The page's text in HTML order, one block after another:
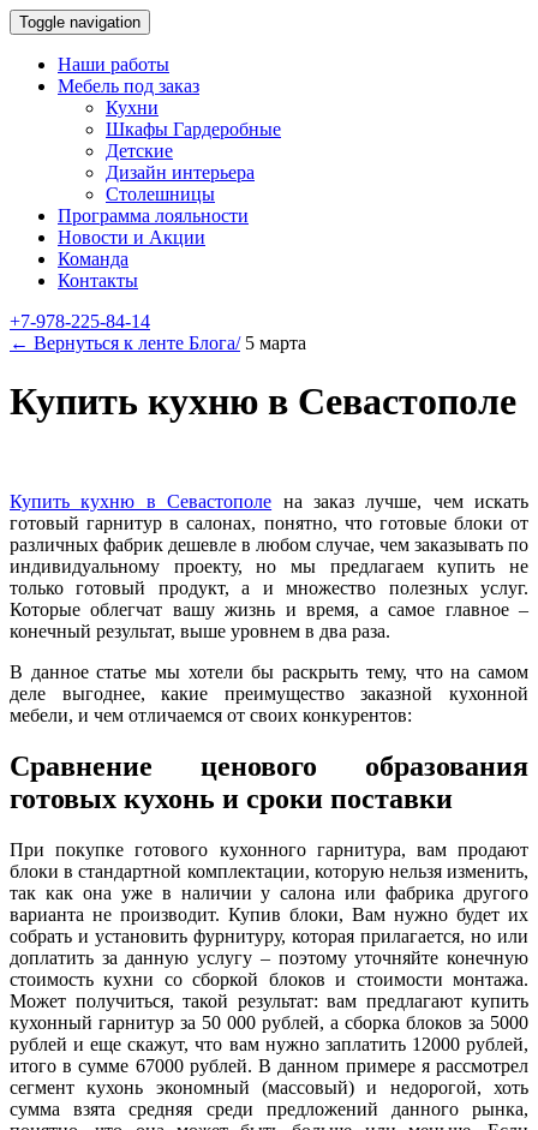
Toggle navigation
Наши работы
Мебель под заказ
Кухни
Шкафы Гардеробные
Детские
Дизайн интерьера
Столешницы
Программа лояльности
Новости и Акции
Команда
Контакты
+7-978-225-84-14
← Вернуться к ленте Блога/ 5 марта
Купить кухню в Севастополе
Купить кухню в Севастополе на заказ лучше, чем искать
готовый гарнитур в салонах, понятно, что готовые блоки от
различных фабрик дешевле в любом случае, чем заказывать по
индивидуальному проекту, но мы предлагаем купить не
только готовый продукт, а и множество полезных услуг.
Которые облегчат вашу жизнь и время, а самое главное –
конечный результат, выше уровнем в два раза.
В данное статье мы хотели бы раскрыть тему, что на самом
деле выгоднее, какие преимущество заказной кухонной
мебели, и чем отличаемся от своих конкурентов:
Сравнение ценового образования
готовых кухонь и сроки поставки
При покупке готового кухонного гарнитура, вам продают
блоки в стандартной комплектации, которую нельзя изменить,
так как она уже в наличии у салона или фабрика другого
варианта не производит. Купив блоки, Вам нужно будет их
собрать и установить фурнитуру, которая прилагается, но или
доплатить за данную услугу – поэтому уточняйте конечную
стоимость кухни со сборкой блоков и стоимости монтажа.
Может получиться, такой результат: вам предлагают купить
кухонный гарнитур за 50 000 рублей, а сборка блоков за 5000
рублей и еще скажут, что вам нужно заплатить 12000 рублей,
итого в сумме 67000 рублей. В данном примере я рассмотрел
сегмент кухонь экономный (массовый) и недорогой, хоть
сумма взята средняя среди предложений данного рынка,